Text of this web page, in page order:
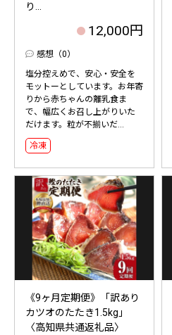
り...
12,000円
感想（0）
塩分控えめで、安心・安全を
モットーとしています。お年寄
りから赤ちゃんの離乳食ま
で、幅広くお召し上がりいた
だけます。粒が不揃いだ...
冷凍
《9ヶ月定期便》「訳あり
カツオのたたき1.5kg」
〈高知県共通返礼品〉